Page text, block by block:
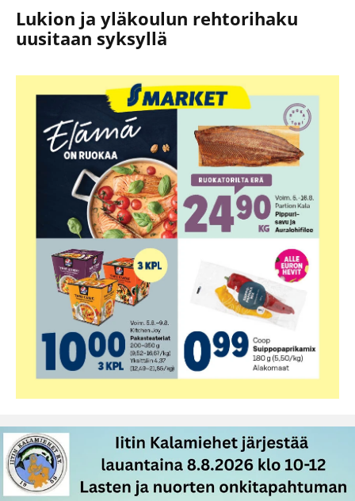
Lukion ja yläkoulun rehtorihaku
uusitaan syksyllä